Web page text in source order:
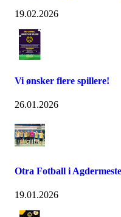
19.02.2026
Vi ønsker flere spillere!
26.01.2026
Otra Fotball i
19.01.2026